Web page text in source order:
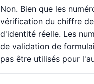
Non. Bien que les
vérification du chiffre
d'identité réelle. Les
de validation de
pas être utilisés pour